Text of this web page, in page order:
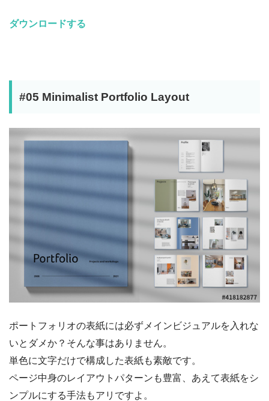
ダウンロードする
#05 Minimalist Portfolio Layout
ポートフォリオの表紙には必ずメインビジュアルを入れな
いとダメか？そんな事はありません。
単色に文字だけで構成した表紙も素敵です。
ページ中身のレイアウトパターンも豊富、あえて表紙をシ
ンプルにする手法もアリですよ。